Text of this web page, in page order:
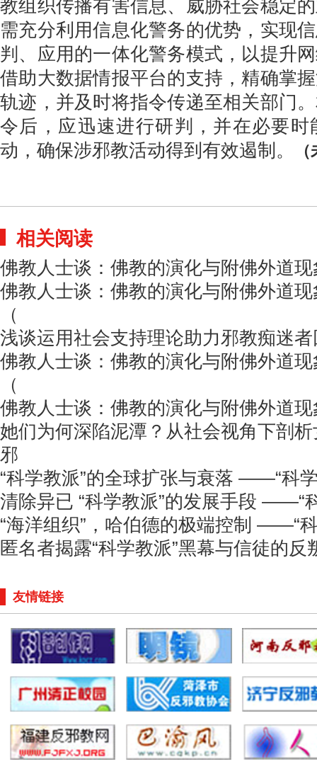
教组织传播有害信息、威胁社会稳定
需充分利用信息化警务的优势，实现
判、应用的一体化警务模式，以提升
借助大数据情报平台的支持，精确掌
轨迹，并及时将指令传递至相关部门
令后，应迅速进行研判，并在必要时
动，确保涉邪教活动得到有效遏制。
相关阅读
佛教人士谈：佛教的演化与附佛外道
佛教人士谈：佛教的演化与附佛外道
（
浅谈运用社会支持理论助力邪教痴迷
佛教人士谈：佛教的演化与附佛外道
（
佛教人士谈：佛教的演化与附佛外道
她们为何深陷泥潭？从社会视角下剖
邪
“科学教派”的全球扩张与衰落 ——“科
清除异已 “科学教派”的发展手段 ——“
“海洋组织”，哈伯德的极端控制 ——“
匿名者揭露“科学教派”黑幕与信徒的
友情链接